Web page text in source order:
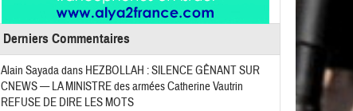
Derniers Commentaires
Alain Sayadadans HEZBOLLAH : SILENCE GÊNANT SUR
CNEWS — LA MINISTRE des armées Catherine Vautrin
REFUSE DE DIRE LES MOTS